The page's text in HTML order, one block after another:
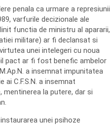
penala ca urmare a represiunii
varfurile decizionale ale
functia de ministru al apararii,
militare) ar fi declansat si
unei intelegeri cu noua
pact ar fi fost benefic ambelor
a insemnat impunitatea
C.F.S.N. a insemnat
mentinerea la putere, dar si
unei psihoze